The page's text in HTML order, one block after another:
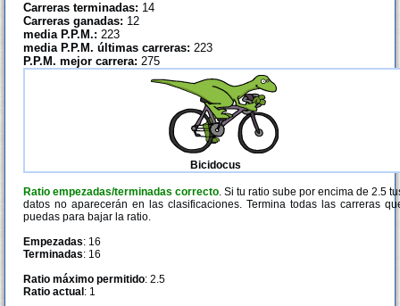
Carreras terminadas: 14
Carreras ganadas: 12
media P.P.M.: 223
media P.P.M. últimas carreras: 223
P.P.M. mejor carrera: 275
Bicidocus
Ratio empezadas/terminadas correcto. Si tu ratio sube por encima de 2.5
datos no aparecerán en las clasificaciones. Termina todas las carreras
puedas para bajar la ratio.
Empezadas: 16
Terminadas: 16
Ratio máximo permitido: 2.5
Ratio actual : 1